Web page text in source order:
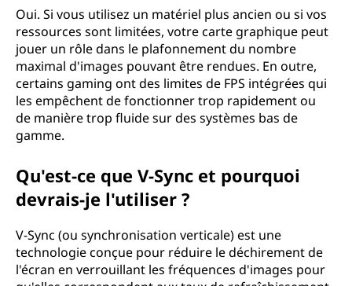
Oui. Si vous utilisez un matériel plus ancien ou si vos
ressources sont limitées, votre carte graphique peut
jouer un rôle dans le plafonnement du nombre
maximal d'images pouvant être rendues. En outre,
certains gaming ont des limites de FPS intégrées qui
les empêchent de fonctionner trop rapidement ou
de manière trop fluide sur des systèmes bas de
gamme.
Qu'est-ce que V-Sync et pourquoi
devrais-je l'utiliser ?
V-Sync (ou synchronisation verticale) est une
technologie conçue pour réduire le déchirement de
l'écran en verrouillant les fréquences d'images pour